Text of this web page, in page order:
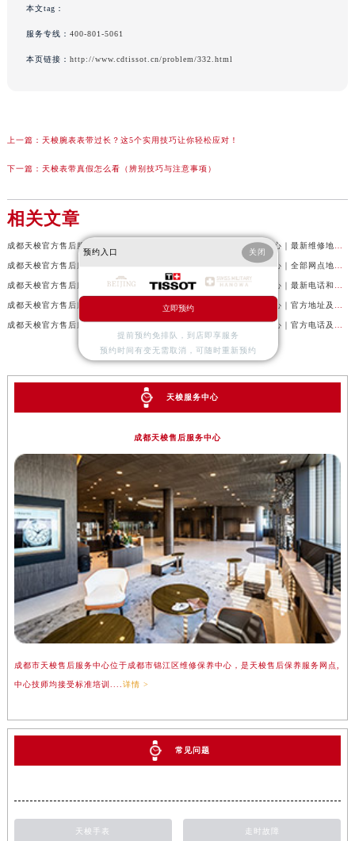
本文tag：
服务专线： 400-801-5061
本页链接： http://www.cdtissot.cn/problem/332.html
上一篇： 天梭腕表表带过长？这5个实用技巧让你轻松应对！
下一篇： 天梭表带真假怎么看（辨别技巧与注意事项）
相关文章
成都天梭官方售后服务中心｜最新维修地址与客服电话权威信息公示（2026年7月最新）
成都天梭官方售后服务中心｜全部网点地址与售后热线权威信息公示（2026年7月最新）
成都天梭官方售后服务中心｜详细地址与24小时客服电话权威信息公示（2026年7月最新） 成都天梭官方售后服务中心｜最新电话和网点地址权威信息公示（2026年7月最新）
成都天梭官方售后服务中心｜全新维修地址和客服热线权威信息公示（2026年7月最新） 成都天梭官方售后服务中心｜官方地址及售后热线电话权威信息公示（2026年7月最新）
成都天梭官方售后服务中心｜官方电话及详细维修地址权威信息公示（2026年7月最新）
天梭服务中心
成都天梭售后服务中心
成都市天梭售后服务中心位于成都市锦江区维修保养中心，是天梭售后保养服务网点,
中心技师均接受标准培训....详情 >
常见问题
天梭手表 走时故障
预约入口 关闭
立即预约
提前预约免排队，到店即享服务
预约时间有变无需取消，可随时重新预约